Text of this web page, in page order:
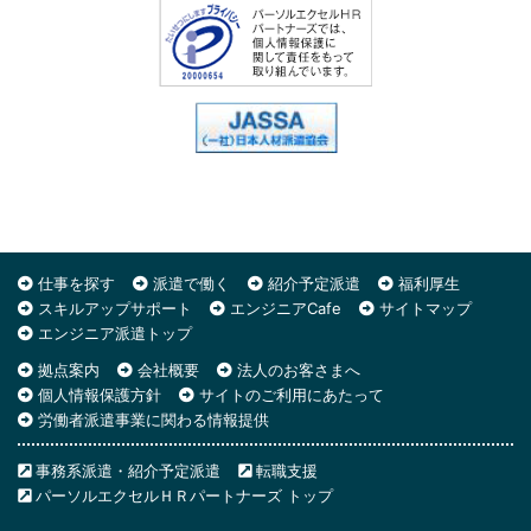
仕事を探す 派遣で働く 紹介予定派遣
福利厚生
スキルアップサポート
エンジニアCafe
サイトマップ
エンジニア派遣トップ
拠点案内
会社概要
法人のお客さまへ
個人情報保護方針
サイトのご利用にあたって
労働者派遣事業に関わる情報提供
事務系派遣・紹介予定派遣
転職支援
パーソルエクセルＨＲパートナーズ トップ